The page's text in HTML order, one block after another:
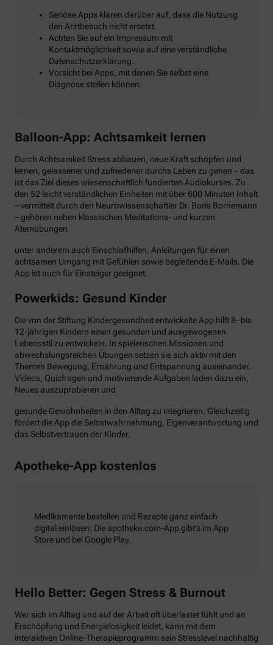
Seriöse Apps klären darüber auf, dass die Nutzung
den Arztbesuch nicht ersetzt.
Achten Sie auf ein Impressum mit
Kontaktmöglichkeit sowie auf eine verständliche
Datenschutzerklärung.
Vorsicht bei Apps, mit denen Sie selbst eine
Diagnose stellen können.
Balloon-App: Achtsamkeit lernen
Durch Achtsamkeit Stress abbauen, neue Kraft schöpfen und
lernen, gelassener und zufriedener durchs Leben zu gehen – das
ist das Ziel dieses wissenschaftlich fundierten Audiokurses. Zu
den 52 leicht verständlichen Einheiten mit über 600 Minuten Inhalt
– vermittelt durch den Neurowissenschaftler Dr. Boris Bornemann
– gehören neben klassischen Meditations- und kurzen
Atemübungen
unter anderem auch Einschlafhilfen, Anleitungen für einen
achtsamen Umgang mit Gefühlen sowie begleitende E-Mails. Die
App ist auch für Einsteiger geeignet.
Powerkids: Gesund Kinder
Die von der Stiftung Kindergesundheit entwickelte App hilft 8- bis
12-jährigen Kindern einen gesunden und ausgewogenen
Lebensstil zu entwickeln. In spielerischen Missionen und
abwechslungsreichen Übungen setzen sie sich aktiv mit den
Themen Bewegung, Ernährung und Entspannung auseinander.
Videos, Quizfragen und motivierende Aufgaben laden dazu ein,
Neues auszuprobieren und
gesunde Gewohnheiten in den Alltag zu integrieren. Gleichzeitig
fördert die App die Selbstwahrnehmung, Eigenverantwortung und
das Selbstvertrauen der Kinder.
Apotheke-App kostenlos
Medikamente bestellen und Rezepte ganz einfach
digital einlösen: Die apotheke.com-App gibt’s im App
Store und bei Google Play.
Hello Better: Gegen Stress & Burnout
Wer sich im Alltag und auf der Arbeit oft überlastet fühlt und an
Erschöpfung und Energielosigkeit leidet, kann mit dem
interaktiven Online-Therapieprogramm sein Stresslevel nachhaltig